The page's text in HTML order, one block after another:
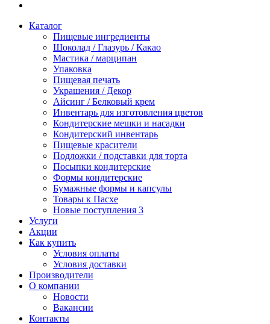
Каталог
Пищевые ингредиенты
Шоколад / Глазурь / Какао
Мастика / марципан
Упаковка
Пищевая печать
Украшения / Декор
Айсинг / Белковый крем
Инвентарь для изготовления цветов
Кондитерские мешки и насадки
Кондитерский инвентарь
Пищевые красители
Подложки / подставки для торта
Посыпки кондитерские
Формы кондитерские
Бумажные формы и капсулы
Товары к Пасхе
Новые поступления 3
Услуги
Акции
Как купить
Условия оплаты
Условия доставки
Производители
О компании
Новости
Вакансии
Контакты